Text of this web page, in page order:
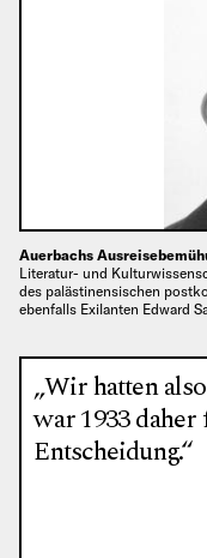
Auerbachs
Literatur- und
des palästinensischen
ebenfalls Exilanten Edward
„Wir hatten
war 1933
Entscheidung.“